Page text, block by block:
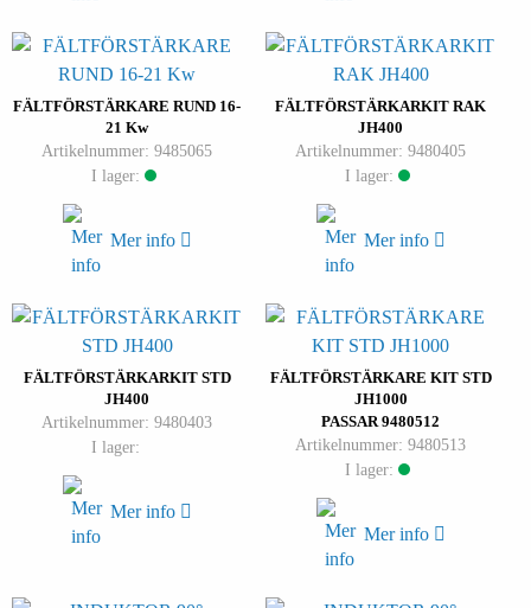
FÄLTFÖRSTÄRKARE RUND 16-
21 Kw
Artikelnummer: 9485065
I lager:
Mer info
FÄLTFÖRSTÄRKARKIT RAK
JH400
Artikelnummer: 9480405
I lager:
Mer info
FÄLTFÖRSTÄRKARKIT STD
JH400
Artikelnummer: 9480403
I lager:
Mer info
FÄLTFÖRSTÄRKARE KIT STD
JH1000
PASSAR 9480512
Artikelnummer: 9480513
I lager:
Mer info